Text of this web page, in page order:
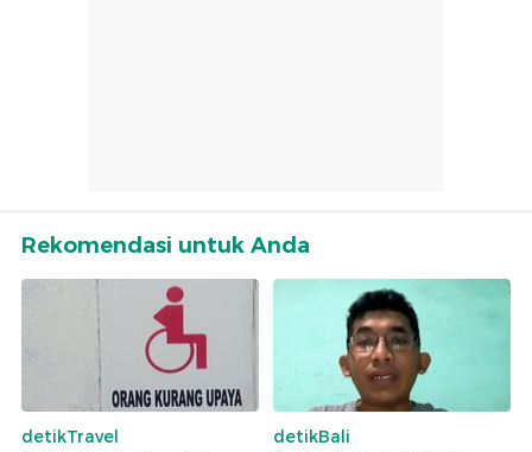
Rekomendasi untuk Anda
detikTravel
detikBali